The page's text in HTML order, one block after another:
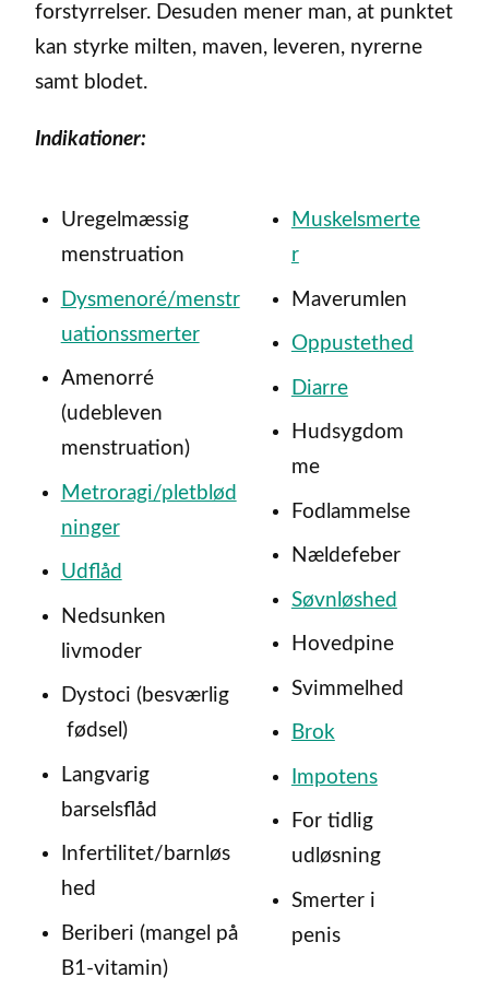
forstyrrelser. Desuden mener man, at punktet
kan styrke milten, maven, leveren, nyrerne
samt blodet.
Indikationer:
Uregelmæssig
menstruation
Dysmenoré/menstr
uationssmerter
Amenorré
(udebleven
menstruation)
Metroragi/pletblød
ninger
Udflåd
Nedsunken
livmoder
Dystoci (besværlig
fødsel)
Langvarig
barselsflåd
Infertilitet/barnløs
hed
Beriberi (mangel på
B1-vitamin)
Muskelsmerte
r
Maverumlen
Oppustethed
Diarre
Hudsygdom
me
Fodlammelse
Nældefeber
Søvnløshed
Hovedpine
Svimmelhed
Brok
Impotens
For tidlig
udløsning
Smerter i
penis